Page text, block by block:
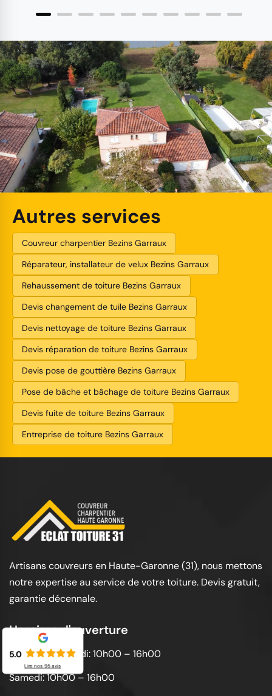
Autres services
Couvreur charpentier Bezins Garraux
Réparateur, installateur de velux Bezins Garraux
Rehaussement de toiture Bezins Garraux
Devis changement de tuile Bezins Garraux
Devis nettoyage de toiture Bezins Garraux
Devis réparation de toiture Bezins Garraux
Devis pose de gouttière Bezins Garraux
Pose de bâche et bâchage de toiture Bezins Garraux
Devis fuite de toiture Bezins Garraux
Entreprise de toiture Bezins Garraux
Artisans couvreurs en Haute-Garonne (31), nous mettons
notre expertise au service de votre toiture. Devis gratuit,
garantie décennale.
Horaires d'ouverture
Lundi au vendredi: 10h00 – 16h00
Samedi: 10h00 – 16h00
5.0
Lire nos 95avis